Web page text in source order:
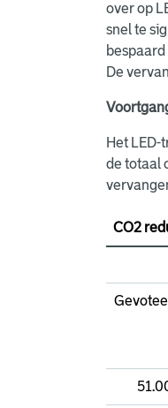
over op
snel te
De
Het
de totaal
CO2